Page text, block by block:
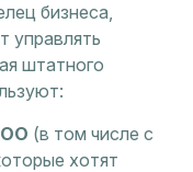
бизнеса,
управлять
штатного
(в том числе с
хотят